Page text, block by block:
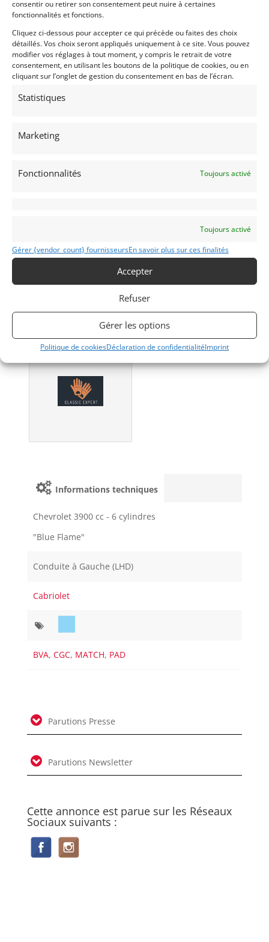
consentir ou retirer son consentement peut nuire à certaines
fonctionnalités et fonctions.
Cliquez ci-dessous pour accepter ce qui précède ou faites des choix
détaillés. Vos choix seront appliqués uniquement à ce site. Vous pouvez
modifier vos réglages à tout moment, y compris le retrait de votre
consentement, en utilisant les boutons de la politique de cookies, ou en
cliquant sur l’onglet de gestion du consentement en bas de l’écran.
Statistiques
Marketing
Fonctionnalités Toujours activé
Toujours activé
Gérer {vendor_count} fournisseursEn savoir plus sur ces finalités
Accepter
Refuser
Gérer les options
Politique de cookiesDéclaration de confidentialitéImprint
Publié: 18 novembre 2021 (il y a 5 ans)
AUTO
Voitures de collection
Américaines
CORVETTE
Obtenir un
financement ?
Obtenir un tarif
d’assurance?
Obtenir une
Informations techniques
Chevrolet 3900 cc - 6 cylindres
"Blue Flame"
Conduite à Gauche (LHD)
Cabriolet
BVA,CGC, MATCH, PAD
Parutions Presse
Parutions Newsletter
Cette annonce est parue sur les Réseaux
Sociaux suivants :